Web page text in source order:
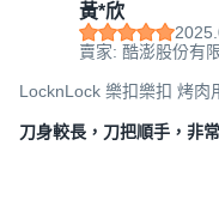
黃*欣
賣家: 酷澎股份有
LocknLock 樂扣樂扣 烤肉
刀身較長，刀把順手，非